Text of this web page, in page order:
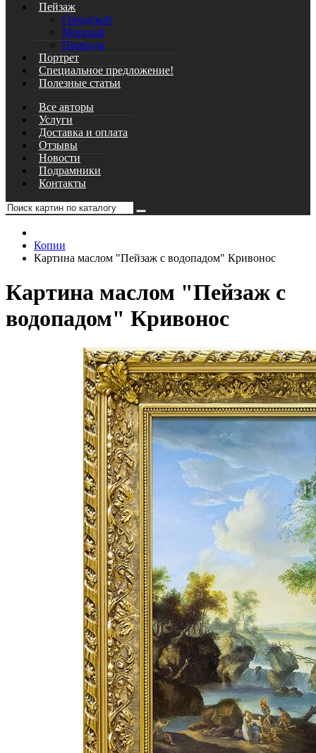
Пейзаж
Городской
Морской
Природа
Портрет
Специальное предложение!
Полезные статьи
Все авторы
Услуги
Доставка и оплата
Отзывы
Новости
Подрамники
Контакты
Копии
Картина маслом "Пейзаж с водопадом" Кривонос
Картина маслом "Пейзаж с
водопадом" Кривонос